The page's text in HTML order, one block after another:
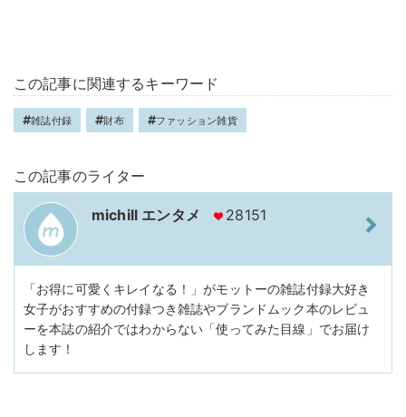
この記事に関連するキーワード
雑誌付録 財布 ファッション雑貨
この記事のライター
michill エンタメ 28151
「お得に可愛くキレイなる！」がモットーの雑誌付録大好き
女子がおすすめの付録つき雑誌やブランドムック本のレビュ
ーを本誌の紹介ではわからない「使ってみた目線」でお届け
します！